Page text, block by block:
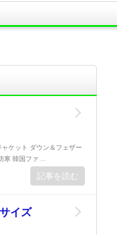
ケット ダウン＆フェザー
寒 韓国ファ ...
記事を読む
イズ